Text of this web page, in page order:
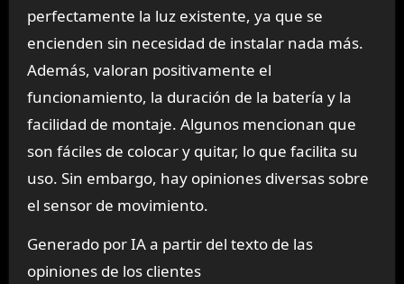
perfectamente la luz existente, ya que se
encienden sin necesidad de instalar nada más.
Además, valoran positivamente el
funcionamiento, la duración de la batería y la
facilidad de montaje. Algunos mencionan que
son fáciles de colocar y quitar, lo que facilita su
uso. Sin embargo, hay opiniones diversas sobre
el sensor de movimiento.
Generado por IA a partir del texto de las
opiniones de los clientes